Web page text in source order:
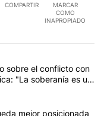
COMPARTIR
MARCAR
COMO
INAPROPIADO
comentarios en los
inconsistencias de
sobre el conflicto con
"La soberanía es un
Patricia
mejor posicionada